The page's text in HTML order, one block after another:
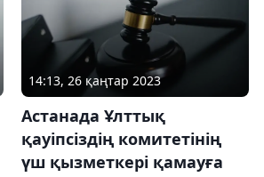
14:13, 26 қаңтар 2023
Астанада Ұлттық
қауіпсіздің комитетінің
үш қызметкері қамауға